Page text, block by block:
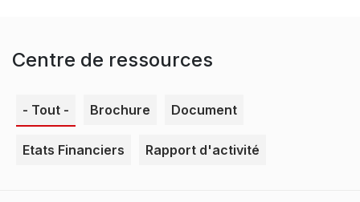
Centre de ressources
- Tout - Brochure Document
Etats Financiers Rapport d'activité